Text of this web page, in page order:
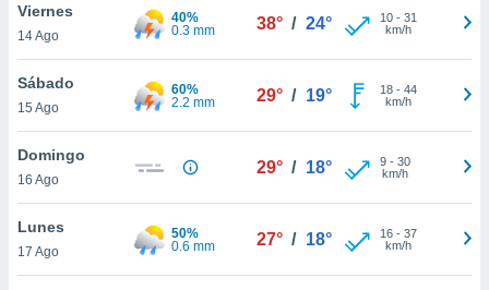
de
disponible
cookies
aceptar
Viernes
14 Ago
40%
0.3 mm
38° / 24° 10- 31
km/h
Sábado
15 Ago
60%
2.2 mm
29° / 19° 18- 44
km/h
Domingo
16 Ago
29° / 18° 9- 30
km/h
Lunes
17 Ago
50%
0.6 mm
27° / 18° 16- 37
km/h